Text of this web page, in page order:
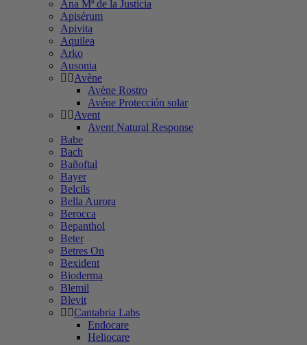
Ana Mª de la Justicia
Apisérum
Apivita
Aquilea
Arko
Ausonia
Avène
Avène Rostro
Avéne Protección solar
Avent
Avent Natural Response
Babe
Bach
Bañoftal
Bayer
Belcils
Bella Aurora
Berocca
Bepanthol
Beter
Betres On
Bexident
Bioderma
Blemil
Blevit
Cantabria Labs
Endocare
Heliocare